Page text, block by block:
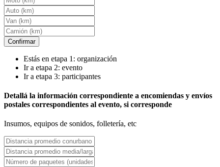
Confirmar
Estás en etapa 1: organización
Ir a etapa 2: evento
Ir a etapa 3: participantes
Detallá la información correspondiente a encomiendas y envíos
postales correspondientes al evento, si corresponde
Insumos, equipos de sonidos, folletería, etc